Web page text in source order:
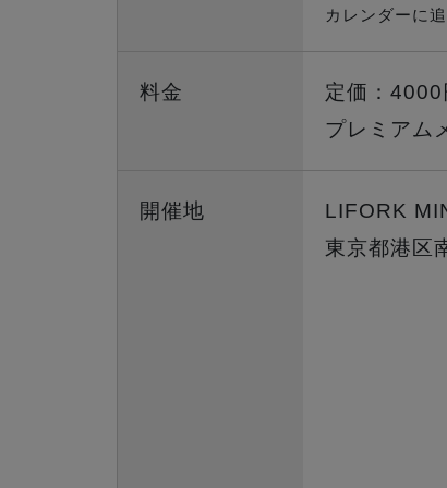
カレンダーに
料金
定価：4000
プレミアム
開催地
LIFORK
東京都港区